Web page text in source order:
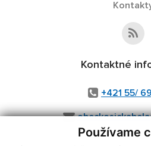
Používame
Kontaktné
+421 55/